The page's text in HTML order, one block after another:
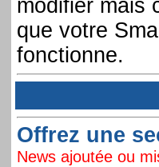
modifier mais
que votre
fonctionne.
Offrez une
News ajoutée ou